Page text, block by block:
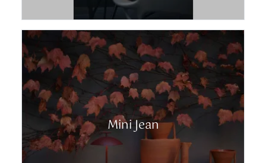
Mini Jean